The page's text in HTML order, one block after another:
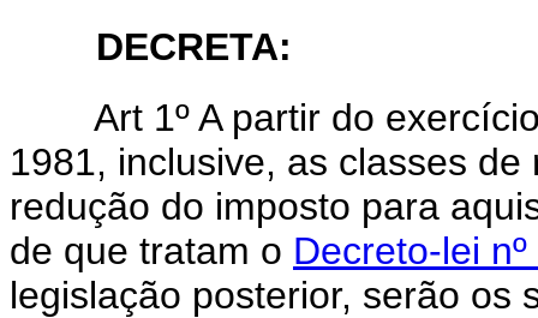
DECRETA:
Art 1º A partir do
1981, inclusive, as classes
redução do imposto para
de que tratam o Decreto-lei
legislação posterior, serão os